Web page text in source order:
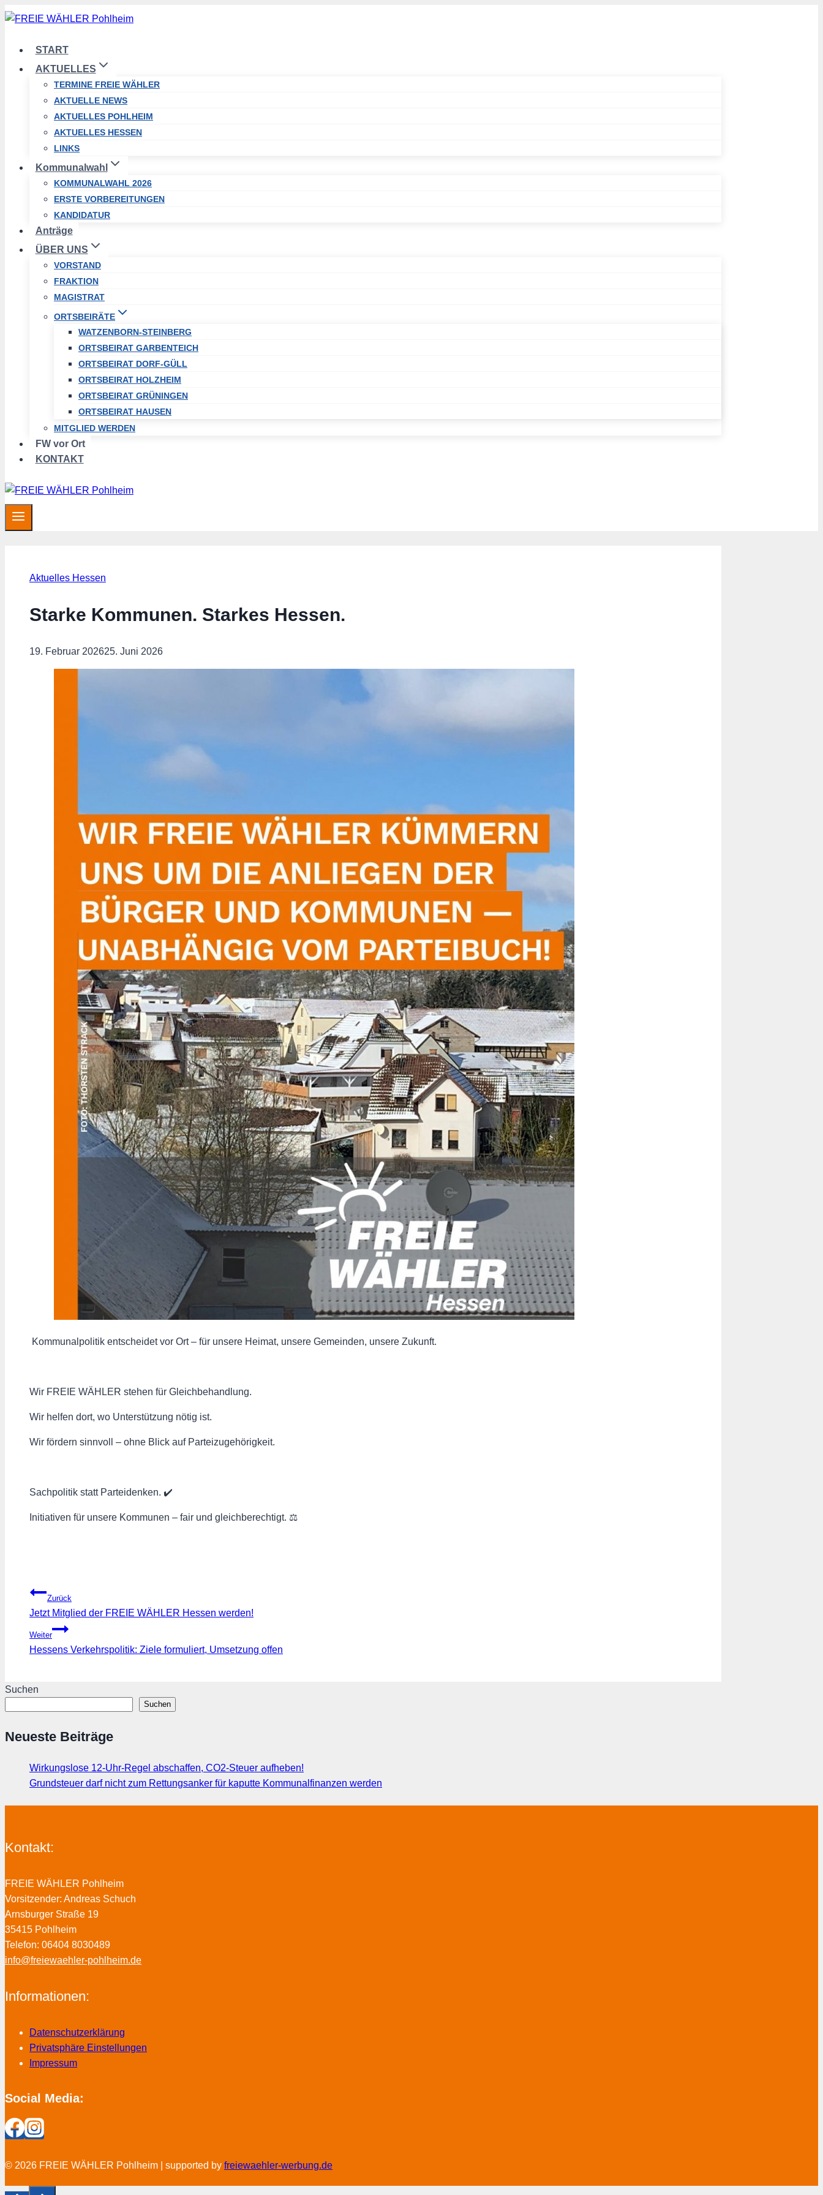
Zum
START
AKTUELLES
TERMINE FREIE WÄHLER
AKTUELLE NEWS
AKTUELLES POHLHEIM
AKTUELLES HESSEN
LINKS
Kommunalwahl
KOMMUNALWAHL 2026
ERSTE VORBEREITUNGEN
KANDIDATUR
Anträge
ÜBER UNS
VORSTAND
FRAKTION
MAGISTRAT
ORTSBEIRÄTE
WATZENBORN-STEINBERG
ORTSBEIRAT GARBENTEICH
ORTSBEIRAT DORF-GÜLL
ORTSBEIRAT HOLZHEIM
ORTSBEIRAT GRÜNINGEN
ORTSBEIRAT HAUSEN
MITGLIED WERDEN
FW vor Ort
KONTAKT
Aktuelles Hessen
Starke Kommunen. Starkes Hessen.
19. Februar 202625. Juni 2026
️ Kommunalpolitik entscheidet vor Ort – für unsere Heimat, unsere Gemeinden, unsere Zukunft.
Wir FREIE WÄHLER stehen für Gleichbehandlung.
Wir helfen dort, wo Unterstützung nötig ist. ‍ ‍ ‍ ️
Wir fördern sinnvoll – ohne Blick auf Parteizugehörigkeit.
Sachpolitik statt Parteidenken. ✔️
Initiativen für unsere Kommunen – fair und gleichberechtigt. ⚖️
Beitragsnavigation
Zurück
Jetzt Mitglied der FREIE WÄHLER Hessen werden!
Weiter
Hessens Verkehrspolitik: Ziele formuliert, Umsetzung offen
Suchen
Suchen
Neueste Beiträge
Wirkungslose 12-Uhr-Regel abschaffen, CO2-Steuer aufheben!
Grundsteuer darf nicht zum Rettungsanker für kaputte Kommunalfinanzen werden
Kontakt:
FREIE WÄHLER Pohlheim
Vorsitzender: Andreas Schuch
Arnsburger Straße 19
35415 Pohlheim
Telefon: 06404 8030489
info@freiewaehler-pohlheim.de
Informationen:
Datenschutzerklärung
Privatsphäre Einstellungen
Impressum
Social Media:
© 2026 FREIE WÄHLER Pohlheim | supported by freiewaehler-werbung.de